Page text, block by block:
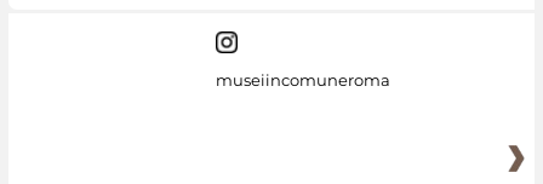
museiincomuneroma